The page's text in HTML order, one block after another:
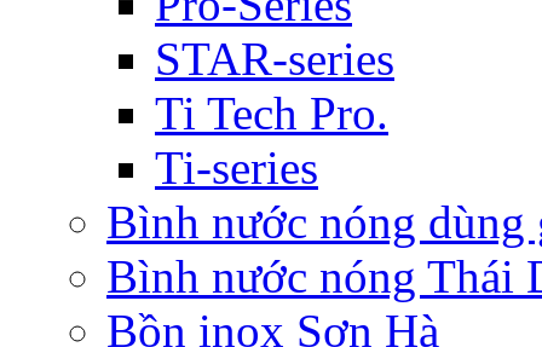
STAR-series
Ti Tech Pro.
Ti-series
Bình nước nóng
Bình nước nóng Thái
Bồn inox Sơn Hà